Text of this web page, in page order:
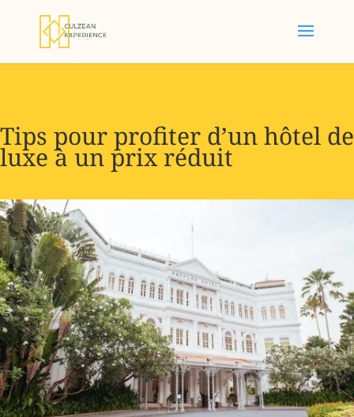
Tips pour profiter d’un hôtel de
luxe à un prix réduit